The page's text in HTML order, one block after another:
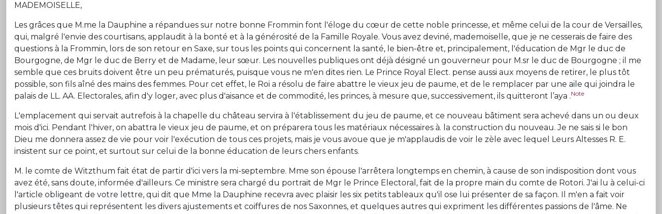
MADEMOISELLE,
Les grâces que M.me la Dauphine a répandues sur notre bonne Frommin font l'éloge du cœur de cette noble princesse, et même celui de la cour de Versailles,
qui, malgré l'envie des courtisans, applaudit à la bonté et à la générosité de la Famille Royale. Vous avez deviné, mademoiselle, que je ne cesserais de faire des
questions à la Frommin, lors de son retour en Saxe, sur tous les points qui concernent la santé, le bien-être et, principalement, l'éducation de Mgr le duc de
Bourgogne, de Mgr le duc de Berry et de Madame, leur sœur. Les nouvelles publiques ont déjà désigné un gouverneur pour M.sr le duc de Bourgogne ; il me
semble que ces bruits doivent être un peu prématurés, puisque vous ne m'en dites rien. Le Prince Royal Elect. pense aussi aux moyens de retirer, le plus tôt
possible, son fils aîné des mains des femmes. Pour cet effet, le Roi a résolu de faire abattre le vieux jeu de paume, et de le remplacer par une aile qui joindra le
palais de LL. AA. Electorales, afin d'y loger, avec plus d'aisance et de commodité, les princes, à mesure que, successivement, ils quitteront l’aya .Note
L'emplacement qui servait autrefois à la chapelle du château servira à l'établissement du jeu de paume, et ce nouveau bâtiment sera achevé dans un ou deux
mois d'ici. Pendant l'hiver, on abattra le vieux jeu de paume, et on préparera tous les matériaux nécessaires à. la construction du nouveau. Je ne sais si le bon
Dieu me donnera assez de vie pour voir l'exécution de tous ces projets, mais je vous avoue que je m'applaudis de voir le zèle avec lequel Leurs Altesses R. E.
insistent sur ce point, et surtout sur celui de la bonne éducation de leurs chers enfants.
M. le comte de Witzthum fait état de partir d'ici vers la mi-septembre. Mme son épouse l'arrêtera longtemps en chemin, à cause de son indisposition dont vous
avez été, sans doute, informée d'ailleurs. Ce ministre sera chargé du portrait de Mgr le Prince Electoral, fait de la propre main du comte de Rotori. J'ai lu à celui-ci
l'article obligeant de votre lettre, qui dit que Mme la Dauphine recevra avec plaisir les six petits tableaux qu'il ose lui présenter de sa façon. Il m'en a fait voir
plusieurs têtes qui représentent les divers ajustements et coiffures de nos Saxonnes, et quelques autres qui expriment les différentes passions de l'âme. Ne